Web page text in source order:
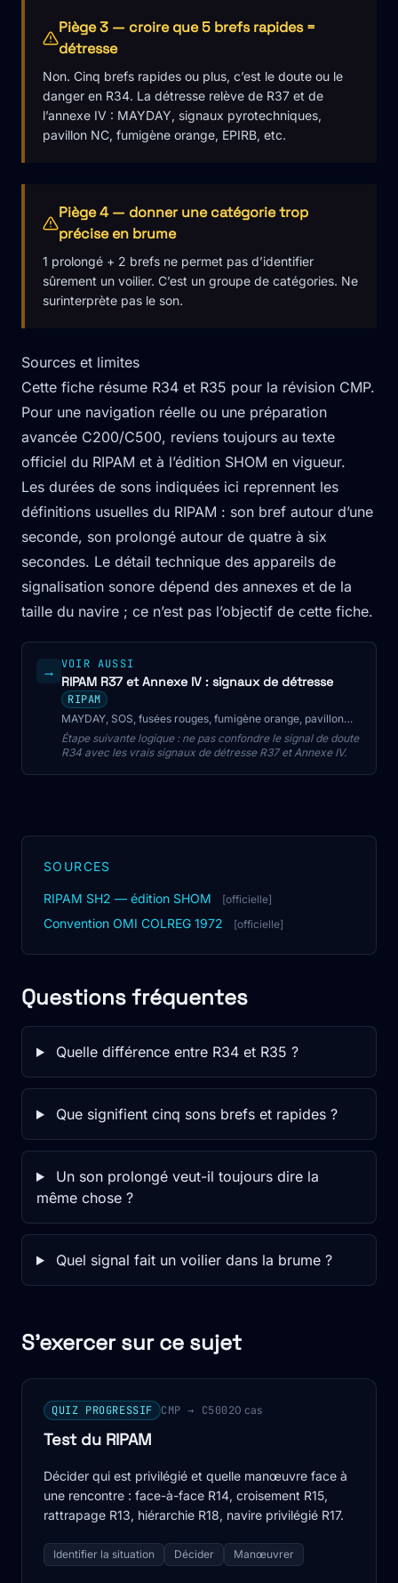
Piège 3 — croire que 5 brefs rapides =
détresse
Non. Cinq brefs rapides ou plus, c’est le doute ou le
danger en R34. La détresse relève de R37 et de
l’annexe IV : MAYDAY, signaux pyrotechniques,
pavillon NC, fumigène orange, EPIRB, etc.
Piège 4 — donner une catégorie trop
précise en brume
1 prolongé + 2 brefs ne permet pas d’identifier
sûrement un voilier. C’est un groupe de catégories. Ne
surinterprète pas le son.
Sources et limites
Cette fiche résume R34 et R35 pour la révision CMP.
Pour une navigation réelle ou une préparation
avancée C200/C500, reviens toujours au texte
officiel du RIPAM et à l’édition SHOM en vigueur.
Les durées de sons indiquées ici reprennent les
définitions usuelles du RIPAM : son bref autour d’une
seconde, son prolongé autour de quatre à six
secondes. Le détail technique des appareils de
signalisation sonore dépend des annexes et de la
taille du navire ; ce n’est pas l’objectif de cette fiche.
→ VOIR AUSSI
RIPAM R37 et Annexe IV : signaux de détresse
RIPAM
MAYDAY, SOS, fusées rouges, fumigène orange, pavillon
NC, EPIRB et signaux interdits hors détresse : la liste R37
expliquée pour le CMP.
Étape suivante logique : ne pas confondre le signal de doute
R34 avec les vrais signaux de détresse R37 et Annexe IV.
SOURCES
RIPAM SH2 — édition SHOM [officielle]
Convention OMI COLREG 1972 [officielle]
Questions fréquentes
Quelle différence entre R34 et R35 ?
Que signifient cinq sons brefs et rapides ?
Un son prolongé veut-il toujours dire la
même chose ?
Quel signal fait un voilier dans la brume ?
S'exercer sur ce sujet
QUIZ PROGRESSIF CMP → C50020 cas
Test du RIPAM
Décider qui est privilégié et quelle manœuvre face à
une rencontre : face-à-face R14, croisement R15,
rattrapage R13, hiérarchie R18, navire privilégié R17.
Identifier la situation Décider Manœuvrer